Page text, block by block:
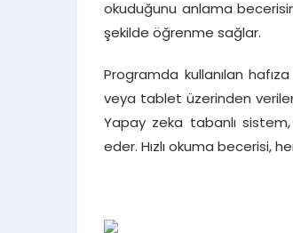
okuduğunu anlama
şekilde öğrenme sağlar.
Programda kullanılan
veya tablet üzerinden
Yapay zeka tabanlı
eder. Hızlı okuma becerisi,